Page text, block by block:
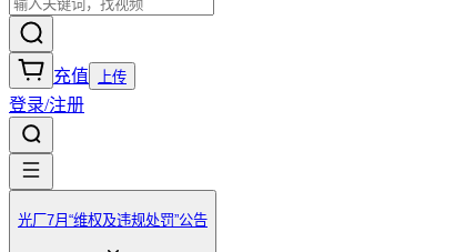
充值 上传
登录/注册
光厂7月“维权及违规处罚”公告